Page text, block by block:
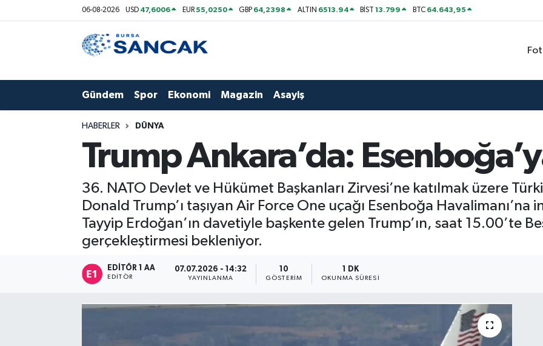
06-08-2026 USD 47,6006 EUR55,0250 GBP 64,2398 ALTIN 6513.94 BİST13.799 BTC 64.643,95
Gündem Spor Ekonomi Magazin Asayiş
HABERLER DÜNYA
Trump Ankara’da:
36. NATO Devlet ve Hükümet Başkanları Zirvesi’ne katılmak üzere
Donald Trump’ı taşıyan Air Force One uçağı Esenboğa Havalimanı’na
Tayyip Erdoğan’ın davetiyle başkente gelen Trump’ın, saat 15.00’te
gerçekleştirmesi bekleniyor.
EDITÖR 1 AA
EDITÖR
07.07.2026 - 14:32
YAYINLANMA
10
GÖSTERIM
1 DK
OKUNMA SÜRESI
Hava Durumu
Son Dakika Haberleri
Haber Arşivi